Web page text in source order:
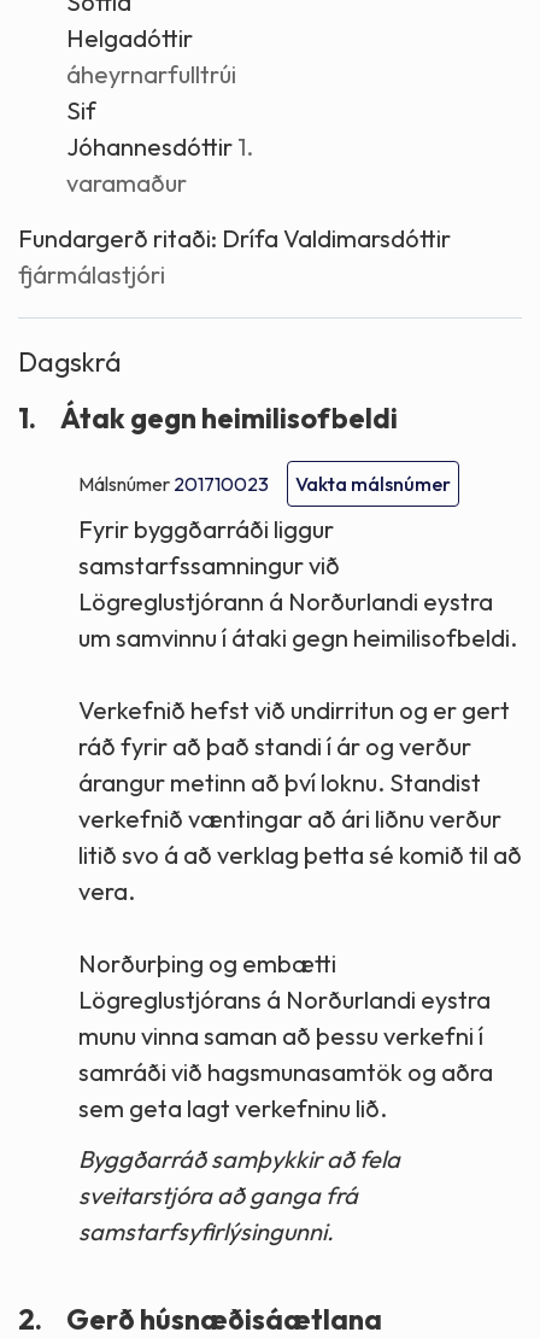
Helgadóttir
áheyrnarfulltrúi
Sif
Jóhannesdóttir 1.
varamaður
Fundargerð ritaði: Drífa Valdimarsdóttir
fjármálastjóri
Dagskrá
1. Átak gegn heimilisofbeldi
Málsnúmer 201710023 Vakta málsnúmer
Fyrir byggðarráði liggur
samstarfssamningur við
Lögreglustjórann á Norðurlandi eystra
um samvinnu í átaki gegn heimilisofbeldi.
Verkefnið hefst við undirritun og er gert
ráð fyrir að það standi í ár og verður
árangur metinn að því loknu. Standist
verkefnið væntingar að ári liðnu verður
litið svo á að verklag þetta sé komið til að
vera.
Norðurþing og embætti
Lögreglustjórans á Norðurlandi eystra
munu vinna saman að þessu verkefni í
samráði við hagsmunasamtök og aðra
sem geta lagt verkefninu lið.
Byggðarráð samþykkir að fela
sveitarstjóra að ganga frá
samstarfsyfirlýsingunni.
2. Gerð húsnæðisáætlana